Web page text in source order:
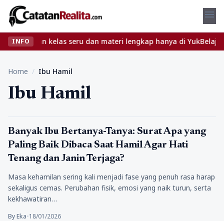
menu
INFO kelas seru dan materi lengkap hanya di
Home / Ibu Hamil
Ibu Hamil
Religi
Banyak Ibu Bertanya-Tanya: Surat Apa yang
Paling Baik Dibaca Saat Hamil Agar Hati
Tenang dan Janin Terjaga?
Masa kehamilan sering kali menjadi fase yang penuh rasa harap
sekaligus cemas. Perubahan fisik, emosi yang naik turun, serta
kekhawatiran…
By Eka•18/01/2026